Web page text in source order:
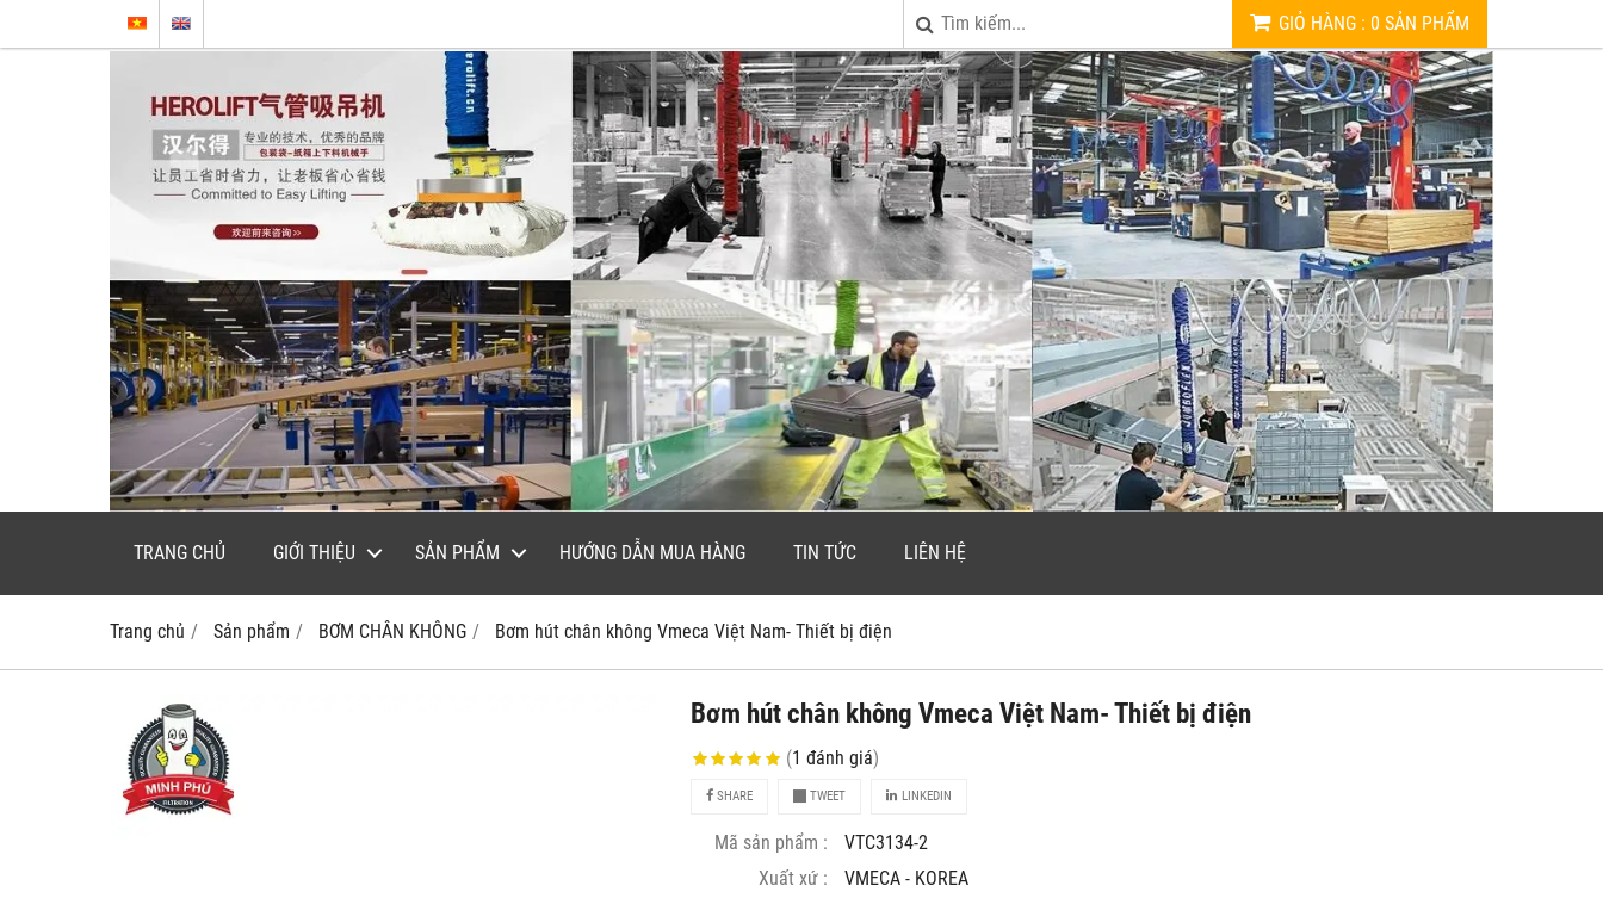
GIỎ HÀNG : 0 SẢN PHẨM
TRANG CHỦ GIỚI THIỆU SẢN PHẨM HƯỚNG DẪN MUA HÀNG TIN TỨC LIÊN HỆ
Trang chủ Sản phẩm BƠM CHÂN KHÔNG Bơm hút chân không Vmeca Việt Nam- Thiết bị điện
Bơm hút chân không Vmeca Việt Nam- Thiết bị điện
(1đánh giá)
SHARE TWEET LINKEDIN
Mã sản phẩm :
VTC3134-2
Xuất xứ :
VMECA - KOREA